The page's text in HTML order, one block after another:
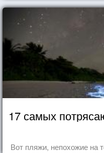
17 самых
Вот пляжи, непохожие на